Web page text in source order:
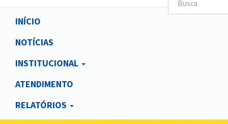
Main
navigation
INÍCIO
NOTÍCIAS
INSTITUCIONAL
ATENDIMENTO
RELATÓRIOS